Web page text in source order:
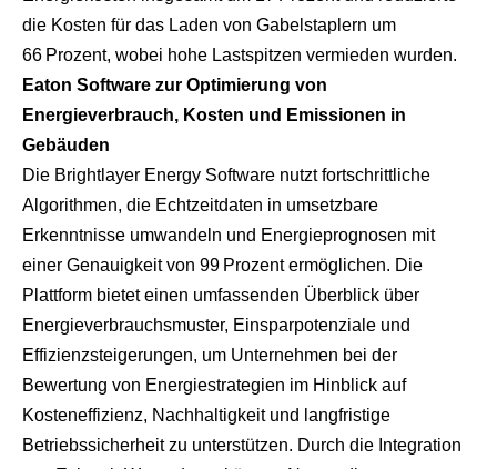
die Kosten für das Laden von Gabelstaplern um
66 Prozent, wobei hohe Lastspitzen vermieden wurden.
Eaton Software zur Optimierung von
Energieverbrauch, Kosten und Emissionen in
Gebäuden
Die Brightlayer Energy Software nutzt fortschrittliche
Algorithmen, die Echtzeitdaten in umsetzbare
Erkenntnisse umwandeln und Energieprognosen mit
einer Genauigkeit von 99 Prozent ermöglichen. Die
Plattform bietet einen umfassenden Überblick über
Energieverbrauchsmuster, Einsparpotenziale und
Effizienzsteigerungen, um Unternehmen bei der
Bewertung von Energiestrategien im Hinblick auf
Kosteneffizienz, Nachhaltigkeit und langfristige
Betriebssicherheit zu unterstützen. Durch die Integration